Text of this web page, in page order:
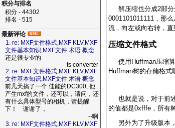
积分与排名
积分 - 44302
排名 - 515
最新评论
1. re: MXF文件格式,MXF KLV,MXF
文件基本知识,MXF文件 术语 概念
还是很专业的
--ts converter
2. re: MXF文件格式,MXF KLV,MXF
文件基本知识,MXF文件 术语 概念
前几天搞了一个 佳能的DC300, 他
产生mxf的文件，还可以，请问，还
有什么具体型号的相机，请提醒
下！ 谢谢了，
--啊
3. re: MXF文件格式,MXF KLV,MXF
解压缩也分成2部
0001101011111，那
流，向左或向右转，
压缩文件格式
使用Huffman压缩
Huffman树的存储格
也就是说，对于前
的值都是0xfffe，所有
另外为了升级版本